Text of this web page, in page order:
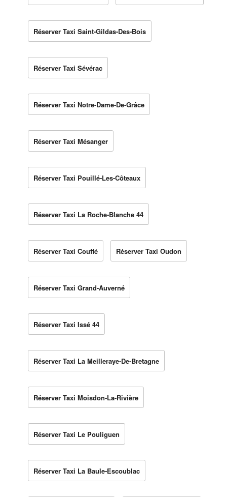
Réserver Taxi Saint-Gildas-Des-Bois
Réserver Taxi Sévérac
Réserver Taxi Notre-Dame-De-Grâce
Réserver Taxi Mésanger
Réserver Taxi Pouillé-Les-Côteaux
Réserver Taxi La Roche-Blanche 44
Réserver Taxi Couffé Réserver Taxi Oudon
Réserver Taxi Grand-Auverné
Réserver Taxi Issé 44
Réserver Taxi La Meilleraye-De-Bretagne
Réserver Taxi Moisdon-La-Rivière
Réserver Taxi Le Pouliguen
Réserver Taxi La Baule-Escoublac